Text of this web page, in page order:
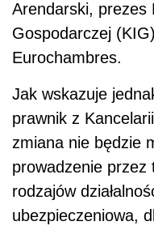
Arendarski, prezes
Gospodarczej
Eurochambres.
Jak wskazuje
prawnik z
zmiana nie będzie
prowadzenie przez
rodzajów
ubezpieczeniowa,